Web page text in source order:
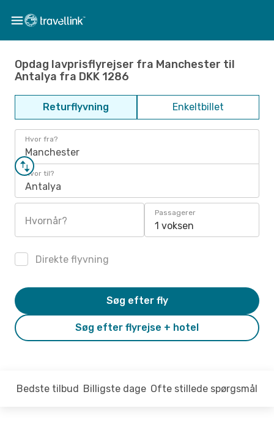
Opdag lavprisflyrejser fra Manchester til
Antalya fra DKK 1286
Returflyvning Enkeltbillet
Hvor fra?
Manchester
Hvor til?
Antalya
Hvornår?
Passagerer
1 voksen
Direkte flyvning
Søg efter flyrejse + hotel
Søg efter fly
Bedste tilbud Billigste dage Ofte stillede spørgsmål